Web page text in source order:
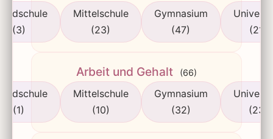
(3)
Mittelschule
(23)
Gymnasium
(47)
(21)
Arbeit und Gehalt (66)
(1)
Mittelschule
(10)
Gymnasium
(32)
(23)